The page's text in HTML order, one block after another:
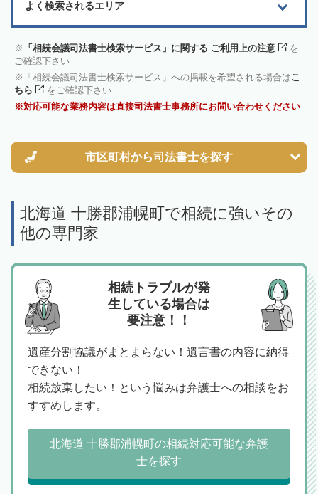
よく検索されるエリア
「相続会議司法書士検索サービス」に関する ご利用上の注意
を
ご確認下さい
「相続会議司法書士検索サービス」への掲載を希望される場合はこ
ちら
をご確認下さい
対応可能な業務内容は直接司法書士事務所にお問い合わせください
市区町村から司法書士を探す
北海道 十勝郡浦幌町で相続に強いその
他の専門家
相続トラブルが発
生している場合は
要注意！！
遺産分割協議がまとまらない！遺言書の内容に納得
できない！
相続放棄したい！という悩みは弁護士への相談をお
すすめします。
北海道 十勝郡浦幌町の相続対応可能な弁護
士を探す